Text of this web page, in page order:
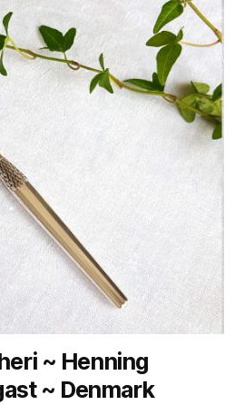
~ Henning
~ Denmark